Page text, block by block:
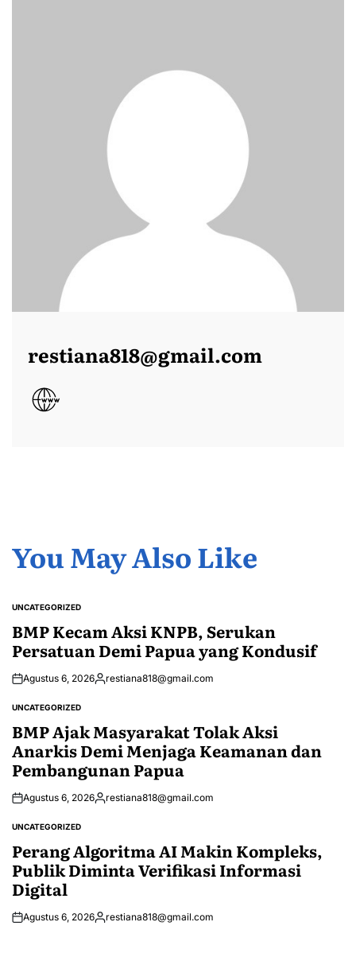
restiana818@gmail.com
You May Also Like
POSTED
UNCATEGORIZED
BMP Kecam Aksi KNPB, Serukan
Persatuan Demi Papua yang Kondusif
Agustus 6, 2026Posted
restiana818@gmail.com
POSTED
UNCATEGORIZED
BMP Ajak Masyarakat Tolak Aksi
Anarkis Demi Menjaga Keamanan dan
Pembangunan Papua
Agustus 6, 2026Posted
restiana818@gmail.com
POSTED
UNCATEGORIZED
Perang Algoritma AI Makin Kompleks,
Publik Diminta Verifikasi Informasi
Digital
Agustus 6, 2026Posted
restiana818@gmail.com